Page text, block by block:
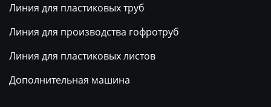
Линия для пластиковых труб
Линия для производства гофротруб
Линия для пластиковых листов
Дополнительная машина